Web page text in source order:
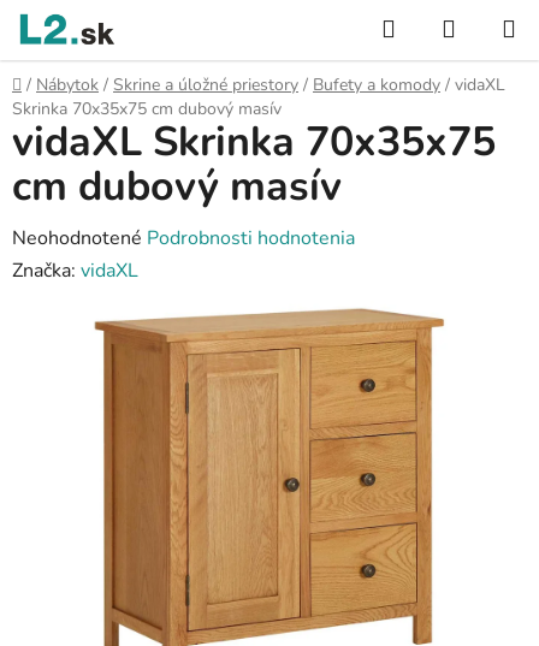
Prejsť
obsah
Hľadať
KOŠÍK
Domov
/ Nábytok / Skrine a úložné priestory / Bufety a komody / vidaXL
Skrinka 70x35x75 cm dubový masív
vidaXL Skrinka 70x35x75
cm dubový masív
Priemerné
hodnotenie
Neohodnotené Podrobnosti hodnotenia
Značka: vidaXL